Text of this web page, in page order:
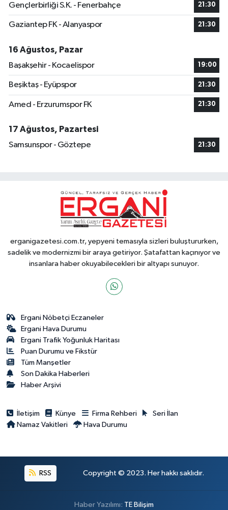
Gençlerbirliği S.K. - Fenerbahçe 21:30
Gaziantep FK - Alanyaspor 21:30
16 Ağustos, Pazar
Başakşehir - Kocaelispor
19:00
Beşiktaş - Eyüpspor 21:30
Amed - Erzurumspor FK 21:30
17 Ağustos, Pazartesi
Samsunspor - Göztepe
21:30
erganigazetesi.com.tr, yepyeni temasıyla sizleri buluştururken,
sadelik ve modernizmi bir araya getiriyor. Şatafattan kaçınıyor ve
insanlara haber okuyabilecekleri bir altyapı sunuyor.
Ergani Nöbetçi Eczaneler
Ergani Hava Durumu
Ergani Trafik Yoğunluk Haritası
Puan Durumu ve Fikstür
Tüm Manşetler
Son Dakika Haberleri
Haber Arşivi
İletişim Künye Firma Rehberi
Seri İlan
Namaz Vakitleri
Hava Durumu
RSS Copyright © 2023. Her hakkı saklıdır.
Haber Yazılımı: TE Bilişim